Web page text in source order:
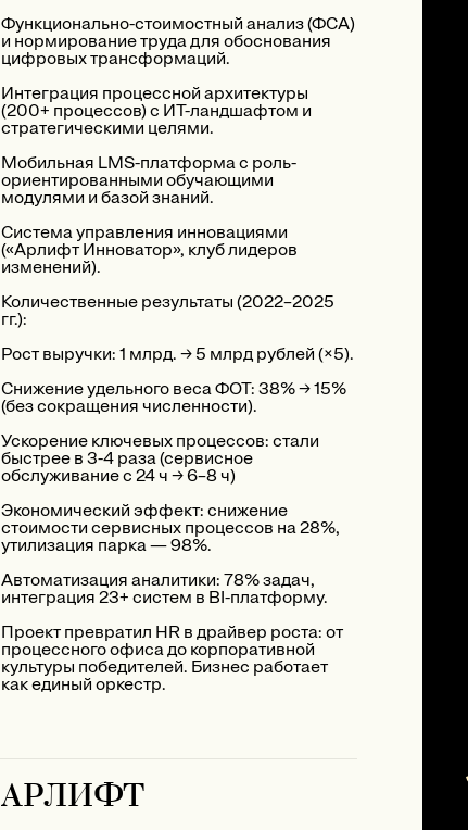
Функционально-стоимостный анализ (ФСА)
и нормирование труда для обоснования
цифровых трансформаций.
Интеграция процессной архитектуры
(200+ процессов) с ИТ-ландшафтом и
стратегическими целями.
Мобильная LMS-платформа с роль-
ориентированными обучающими
модулями и базой знаний.
Система управления инновациями
(«Арлифт Инноватор», клуб лидеров
изменений).
Количественные результаты (2022–2025
гг.):
Рост выручки: 1 млрд. → 5 млрд рублей (×5).
Снижение удельного веса ФОТ: 38% → 15%
(без сокращения численности).
Ускорение ключевых процессов: стали
быстрее в 3-4 раза (сервисное
обслуживание с 24 ч → 6–8 ч)
Экономический эффект: снижение
стоимости сервисных процессов на 28%,
утилизация парка — 98%.
Автоматизация аналитики: 78% задач,
интеграция 23+ систем в BI-платформу.
Проект превратил HR в драйвер роста: от
процессного офиса до корпоративной
культуры победителей. Бизнес работает
как единый оркестр.
АРЛИФТ